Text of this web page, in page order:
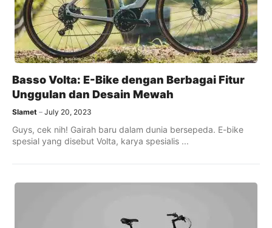
Basso Volta: E-Bike dengan Berbagai Fitur
Unggulan dan Desain Mewah
Slamet July 20, 2023
Guys, cek nih! Gairah baru dalam dunia bersepeda. E-bike
spesial yang disebut Volta, karya spesialis ...